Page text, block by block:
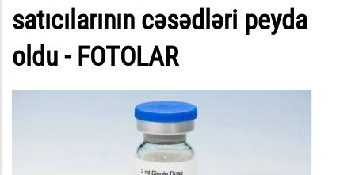
satıcılarının cəsədləri peyda
oldu - FOTOLAR